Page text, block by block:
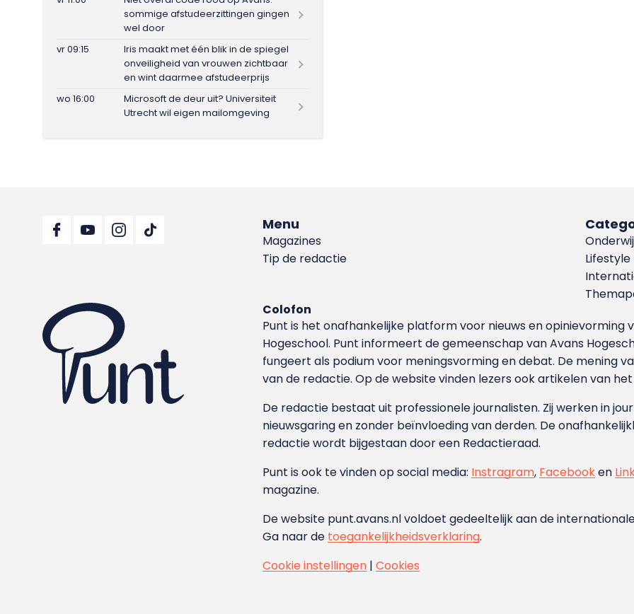
sommige afstudeerzittingen gingen
wel door
vr 09:15
Iris maakt met één blik in de spiegel
onveiligheid van vrouwen zichtbaar
en wint daarmee afstudeerprijs
wo 16:00
Microsoft de deur uit? Universiteit
Utrecht wil eigen mailomgeving
Menu
Magazines
Tip de redactie
Lifestyle
Colofon
Punt is het onafhankelijke platform voor nieuws en
Hoge­school. Punt informeert de gemeenschap van Avans
fungeert als podium voor meningsvorming en debat. De mening
van de redactie. Op de website vinden lezers ook artikelen van
De redactie bestaat uit professionele journalisten. Zij werken in
nieuwsgaring en zonder beïnvloeding van derden. De
redactie wordt bijgestaan door een Redactieraad.
Punt is ook te vinden op social media: Instragram, Facebooken
magazine.
De website punt.avans.nl voldoet gedeeltelijk aan de
Ga naar de toegankelijkheidsverklaring.
Cookie instellingen |Cookies